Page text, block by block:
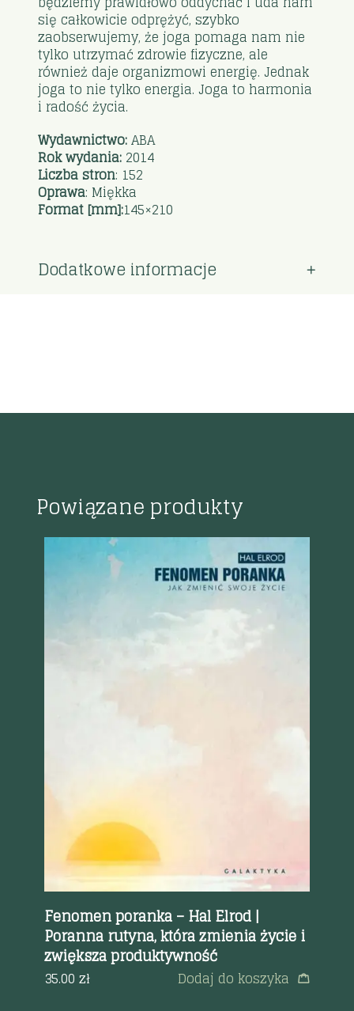
się całkowicie odprężyć, szybko
zaobserwujemy, że joga pomaga nam nie
tylko utrzymać zdrowie fizyczne, ale
również daje organizmowi energię. Jednak
joga to nie tylko energia. Joga to harmonia
i radość życia.
Wydawnictwo:ABA
Rok wydania: 2014
Liczba stron: 152
Oprawa: Miękka
Format [mm]:145×210
Dodatkowe informacje
Powiązane produkty
Fenomen poranka – Hal Elrod |
Poranna rutyna, która zmienia życie i
zwiększa produktywność
35.00zł Dodaj do koszyka